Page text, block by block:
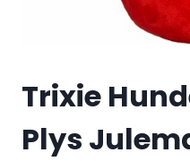
Trixie
Plys